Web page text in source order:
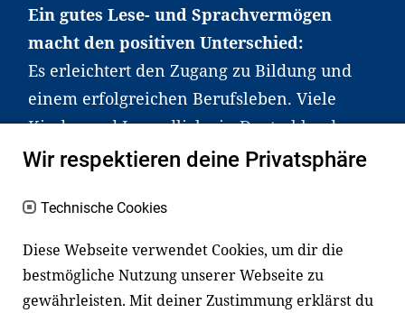
Ein gutes Lese- und Sprachvermögen
macht den positiven Unterschied:
Es erleichtert den Zugang zu Bildung und
einem erfolgreichen Berufsleben. Viele
Kinder und Jugendliche in Deutschland
haben aber große Schwierigkeiten dabei.
an Familien sowie an Erzieher*innen,
Lehrer*innen und andere
Fachexpert*innen. Dafür arbeiten wir eng
mit Ministerien, wissenschaftlichen
Wir respektieren deine Privatsphäre
Technische Cookies
Diese Webseite verwendet Cookies, um dir die
bestmögliche Nutzung unserer Webseite zu
gewährleisten. Mit deiner Zustimmung erklärst du